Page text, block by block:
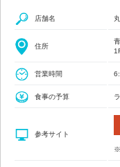
店舗名
住所
営業時間
食事の予算
参考サイト
※